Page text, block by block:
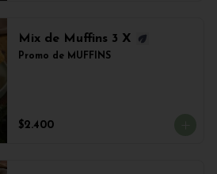
Mix de Muffins 3 X
Promo de MUFFINS
$2.400